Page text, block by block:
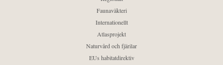
Faunaväkteri
Internationellt
Atlasprojekt
Naturvård och fjärilar
EUs habitatdirektiv